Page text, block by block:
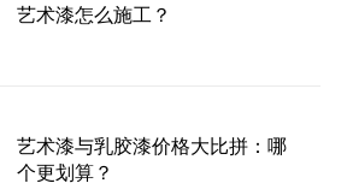
艺术漆怎么施工？
艺术漆与乳胶漆价格大比拼：哪
个更划算？